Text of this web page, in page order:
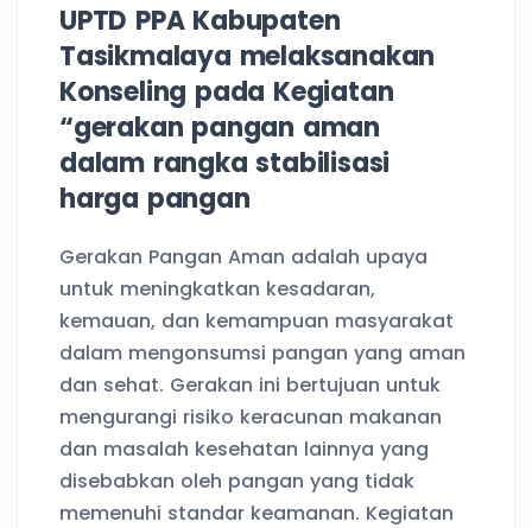
UPTD PPA Kabupaten
Tasikmalaya melaksanakan
Konseling pada Kegiatan
“gerakan pangan aman
dalam rangka stabilisasi
harga pangan
Gerakan Pangan Aman adalah upaya
untuk meningkatkan kesadaran,
kemauan, dan kemampuan masyarakat
dalam mengonsumsi pangan yang aman
dan sehat. Gerakan ini bertujuan untuk
mengurangi risiko keracunan makanan
dan masalah kesehatan lainnya yang
disebabkan oleh pangan yang tidak
memenuhi standar keamanan. Kegiatan